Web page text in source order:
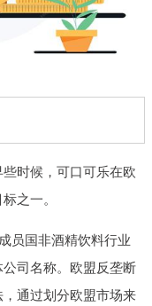
时候，可口可乐在欧
之一。
国非酒精饮料行业
司名称。欧盟反垄断
通过划分欧盟市场来